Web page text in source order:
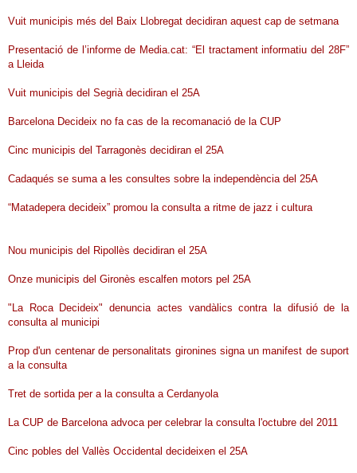
Vuit municipis més del Baix Llobregat decidiran aquest cap de setmana
Presentació de l’informe de Media.cat: “El tractament informatiu del 28F”
a Lleida
Vuit municipis del Segrià decidiran el 25A
Barcelona Decideix no fa cas de la recomanació de la CUP
Cinc municipis del Tarragonès decidiran el 25A
Cadaqués se suma a les consultes sobre la independència del 25A
“Matadepera decideix” promou la consulta a ritme de jazz i cultura
Nou municipis del Ripollès decidiran el 25A
Onze municipis del Gironès escalfen motors pel 25A
"La Roca Decideix" denuncia actes vandàlics contra la difusió de la
consulta al municipi
Prop d'un centenar de personalitats gironines signa un manifest de suport
a la consulta
Tret de sortida per a la consulta a Cerdanyola
La CUP de Barcelona advoca per celebrar la consulta l'octubre del 2011
Cinc pobles del Vallès Occidental decideixen el 25A